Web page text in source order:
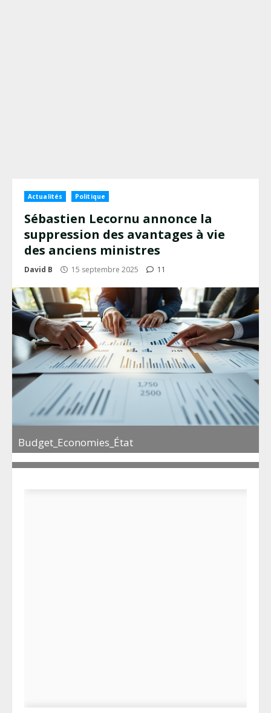
Actualités Politique
Sébastien Lecornu annonce la
suppression des avantages à vie
des anciens ministres
David B 15 septembre 2025 11
Budget_Economies_État